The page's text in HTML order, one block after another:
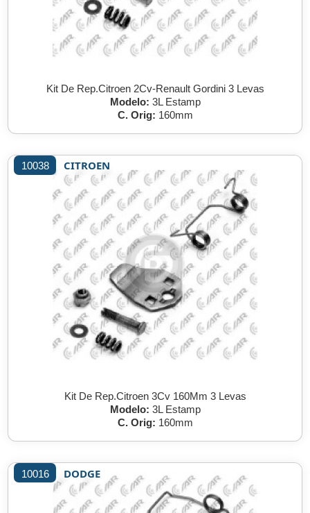
Kit De Rep.Citroen 2Cv-Renault Gordini 3 Levas
Modelo: 3L Estamp
C. Orig: 160mm
10038 CITROEN
Kit De Rep.Citroen 3Cv 160Mm 3 Levas
Modelo: 3L Estamp
C. Orig: 160mm
10016 DODGE